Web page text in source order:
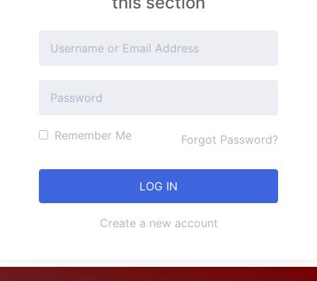
Remember Me Forgot Password?
Create a new account